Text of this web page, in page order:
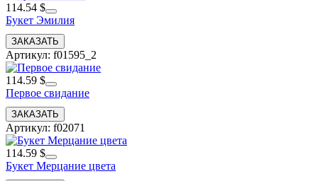
114.54 $
Букет Эмилия
Артикул: f01595_2
114.59 $
Первое свидание
Артикул: f02071
114.59 $
Букет Мерцание цвета